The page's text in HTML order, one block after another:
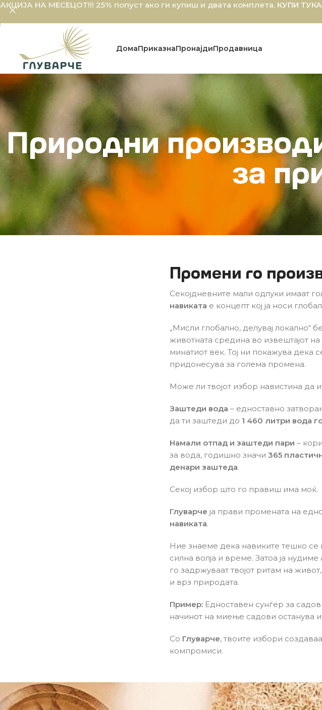
ДомаПриказнаПронајдиПродавница
Природни
за
Промени го
Секојдневните мали одлуки имаат
навиката е концепт кој ја носи
„Мисли глобално, делувај локално“
животната средина во извештајот
минатиот век. Тој ни покажува дека
придонесува за голема промена.
Може ли твојот избор навистина да
Заштеди вода – едноставно
да ти заштеди до 1 460 литри вода
Намали отпад и заштеди пари –
за вода, годишно значи 365
денари заштеда.
Секој избор што го правиш има моќ.
Глуварче ја прави промената на
навиката.
Ние знаеме дека навиките тешко се
силна волја и време. Затоа ја
го задржуваат твојот ритам на
и врз природата.
Пример: Едноставен сунѓер за
начинот на миење садови останува
Со Глуварче, твоите избори
компромиси.
АКЦИЈА НА МЕСЕЦОТ!!! 25% попуст ако ги купиш и двата комплета. КУПИ ТУКА